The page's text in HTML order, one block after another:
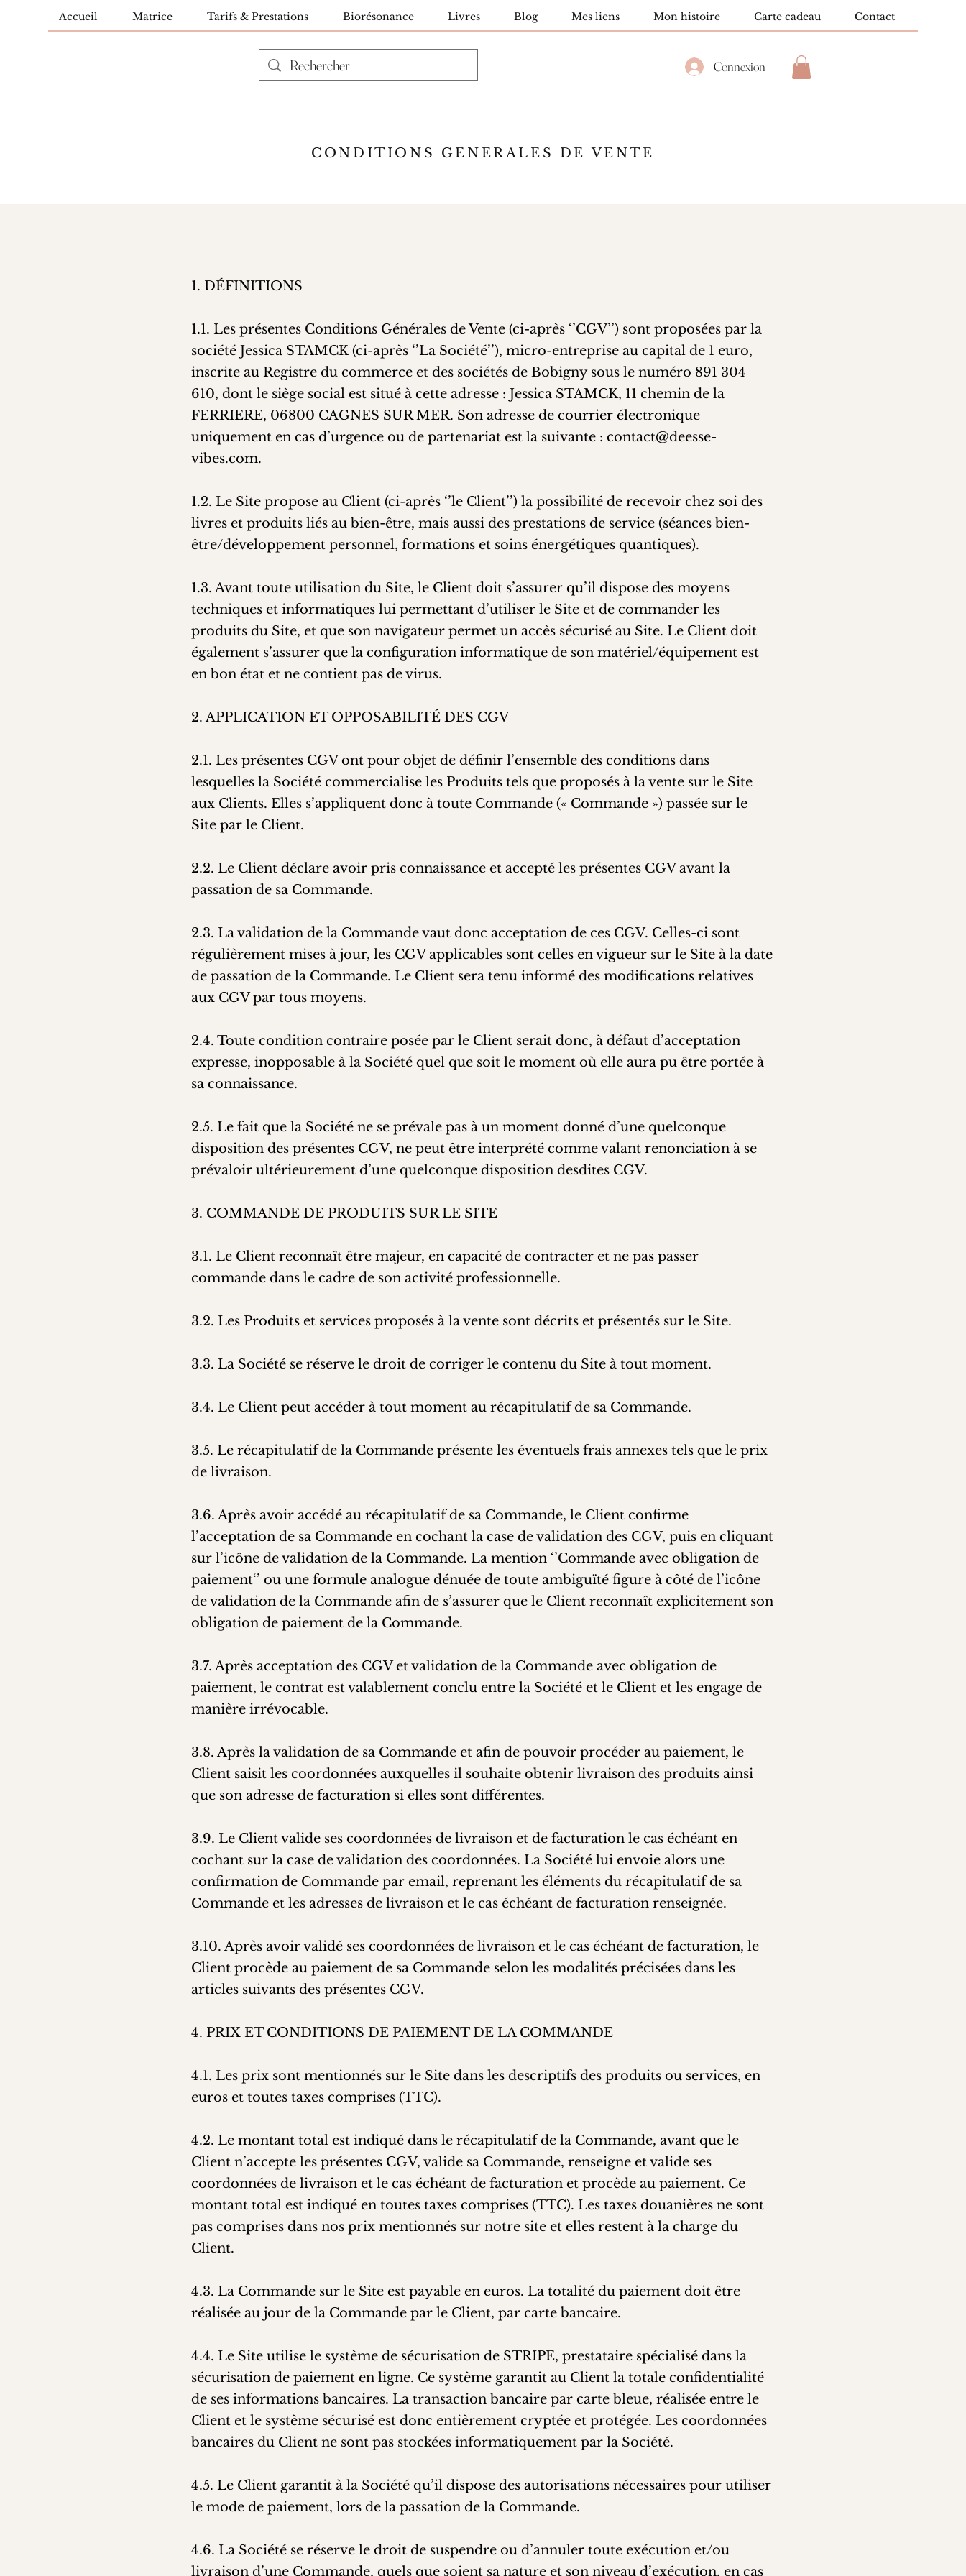
Accueil Matrice Tarifs & Prestations Biorésonance Livres Blog Mes liens Mon histoire Carte cadeau Contact
Connexion
CONDITIONS GENERALES DE VENTE
1. DÉFINITIONS
1.1. Les présentes Conditions Générales de Vente (ci-après ‘’CGV’’) sont proposées par la
société Jessica STAMCK (ci-après ‘’La Société’’), micro-entreprise au capital de 1 euro,
inscrite au Registre du commerce et des sociétés de Bobigny sous le numéro 891 304
610, dont le siège social est situé à cette adresse : Jessica STAMCK, 11 chemin de la
FERRIERE, 06800 CAGNES SUR MER. Son adresse de courrier électronique
uniquement en cas d’urgence ou de partenariat est la suivante : contact@deesse-
vibes.com.
1.2. Le Site propose au Client (ci-après ‘’le Client’’) la possibilité de recevoir chez soi des
livres et produits liés au bien-être, mais aussi des prestations de service (séances bien-
être/développement personnel, formations et soins énergétiques quantiques).
1.3. Avant toute utilisation du Site, le Client doit s’assurer qu’il dispose des moyens
techniques et informatiques lui permettant d’utiliser le Site et de commander les
produits du Site, et que son navigateur permet un accès sécurisé au Site. Le Client doit
également s’assurer que la configuration informatique de son matériel/équipement est
en bon état et ne contient pas de virus.
2. APPLICATION ET OPPOSABILITÉ DES CGV
2.1. Les présentes CGV ont pour objet de définir l’ensemble des conditions dans
lesquelles la Société commercialise les Produits tels que proposés à la vente sur le Site
aux Clients. Elles s’appliquent donc à toute Commande (« Commande ») passée sur le
Site par le Client.
2.2. Le Client déclare avoir pris connaissance et accepté les présentes CGV avant la
passation de sa Commande.
2.3. La validation de la Commande vaut donc acceptation de ces CGV. Celles-ci sont
régulièrement mises à jour, les CGV applicables sont celles en vigueur sur le Site à la date
de passation de la Commande. Le Client sera tenu informé des modifications relatives
aux CGV par tous moyens.
2.4. Toute condition contraire posée par le Client serait donc, à défaut d’acceptation
expresse, inopposable à la Société quel que soit le moment où elle aura pu être portée à
sa connaissance.
2.5. Le fait que la Société ne se prévale pas à un moment donné d’une quelconque
disposition des présentes CGV, ne peut être interprété comme valant renonciation à se
prévaloir ultérieurement d’une quelconque disposition desdites CGV.
3. COMMANDE DE PRODUITS SUR LE SITE
3.1. Le Client reconnaît être majeur, en capacité de contracter et ne pas passer
commande dans le cadre de son activité professionnelle.
3.2. Les Produits et services proposés à la vente sont décrits et présentés sur le Site.
3.3. La Société se réserve le droit de corriger le contenu du Site à tout moment.
3.4. Le Client peut accéder à tout moment au récapitulatif de sa Commande.
3.5. Le récapitulatif de la Commande présente les éventuels frais annexes tels que le prix
de livraison.
3.6. Après avoir accédé au récapitulatif de sa Commande, le Client confirme
l’acceptation de sa Commande en cochant la case de validation des CGV, puis en cliquant
sur l’icône de validation de la Commande. La mention ‘’Commande avec obligation de
paiement‘’ ou une formule analogue dénuée de toute ambiguïté figure à côté de l’icône
de validation de la Commande afin de s’assurer que le Client reconnaît explicitement son
obligation de paiement de la Commande.
3.7. Après acceptation des CGV et validation de la Commande avec obligation de
paiement, le contrat est valablement conclu entre la Société et le Client et les engage de
manière irrévocable.
3.8. Après la validation de sa Commande et afin de pouvoir procéder au paiement, le
Client saisit les coordonnées auxquelles il souhaite obtenir livraison des produits ainsi
que son adresse de facturation si elles sont différentes.
3.9. Le Client valide ses coordonnées de livraison et de facturation le cas échéant en
cochant sur la case de validation des coordonnées. La Société lui envoie alors une
confirmation de Commande par email, reprenant les éléments du récapitulatif de sa
Commande et les adresses de livraison et le cas échéant de facturation renseignée.
3.10. Après avoir validé ses coordonnées de livraison et le cas échéant de facturation, le
Client procède au paiement de sa Commande selon les modalités précisées dans les
articles suivants des présentes CGV.
4. PRIX ET CONDITIONS DE PAIEMENT DE LA COMMANDE
4.1. Les prix sont mentionnés sur le Site dans les descriptifs des produits ou services, en
euros et toutes taxes comprises (TTC).
4.2. Le montant total est indiqué dans le récapitulatif de la Commande, avant que le
Client n’accepte les présentes CGV, valide sa Commande, renseigne et valide ses
coordonnées de livraison et le cas échéant de facturation et procède au paiement. Ce
montant total est indiqué en toutes taxes comprises (TTC). Les taxes douanières ne sont
pas comprises dans nos prix mentionnés sur notre site et elles restent à la charge du
Client.
4.3. La Commande sur le Site est payable en euros. La totalité du paiement doit être
réalisée au jour de la Commande par le Client, par carte bancaire.
4.4. Le Site utilise le système de sécurisation de STRIPE, prestataire spécialisé dans la
sécurisation de paiement en ligne. Ce système garantit au Client la totale confidentialité
de ses informations bancaires. La transaction bancaire par carte bleue, réalisée entre le
Client et le système sécurisé est donc entièrement cryptée et protégée. Les coordonnées
bancaires du Client ne sont pas stockées informatiquement par la Société.
4.5. Le Client garantit à la Société qu’il dispose des autorisations nécessaires pour utiliser
le mode de paiement, lors de la passation de la Commande.
4.6. La Société se réserve le droit de suspendre ou d’annuler toute exécution et/ou
livraison d’une Commande, quels que soient sa nature et son niveau d’exécution, en cas